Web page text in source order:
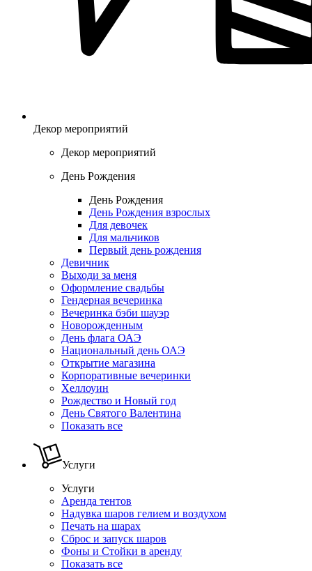
Декор мероприятий
Декор мероприятий
День Рождения
День Рождения
День Рождения взрослых
Для девочек
Для мальчиков
Первый день рождения
Девичник
Выходи за меня
Оформление свадьбы
Гендерная вечеринка
Вечеринка бэби шауэр
Новорожденным
День флага ОАЭ
Национальный день ОАЭ
Открытие магазина
Корпоративные вечеринки
Хеллоуин
Рождество и Новый год
День Святого Валентина
Показать все
Услуги
Услуги
Аренда тентов
Надувка шаров гелием и воздухом
Печать на шарах
Сброс и запуск шаров
Фоны и Стойки в аренду
Показать все